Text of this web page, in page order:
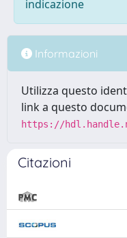
indicazione
Informazioni
Utilizza questo
link a questo
https://
Citazioni